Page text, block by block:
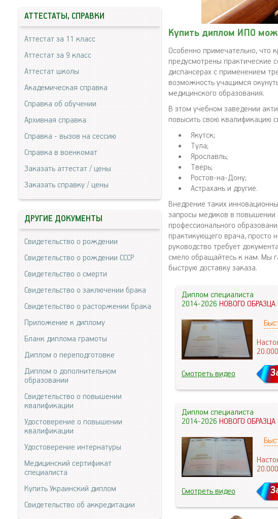
Купить диплом ИПО
Особенно примечательно, что
предусмотрены практические
диспансерах с применением
возможность учащимся
медицинского образования.
В этом учебном заведении
повысить свою квалификацию
Якутск;
Тула;
Ярославль;
Тверь;
Ростов-на-Дону;
Астрахань и другие.
Внедрение таких
запросы медиков в повышении
профессионального
практикующего врача, просто
руководство требует
смело обращайтесь к нам. Мы
быструю доставку заказа.
Диплом специалиста
2014-2026НОВОГО ОБРАЗЦА
20.000
Смотреть видео
Диплом специалиста
2014-2026НОВОГО ОБРАЗЦА
20.000
Смотреть видео
АТТЕСТАТЫ, СПРАВКИ
Аттестат за 11 класс
Аттестат за 9 класс
Аттестат школы
Академическая справка
Справка об обучении
Архивная справка
Справка - вызов на сессию
Справка в военкомат
Заказать аттестат / цены
Заказать справку / цены
ДРУГИЕ ДОКУМЕНТЫ
Свидетельство о рождении
Свидетельство о рождении СССР
Свидетельство о смерти
Свидетельство о заключении брака
Свидетельство о расторжении брака
Приложение к диплому
Бланк диплома грамоты
Диплом о переподготовке
Диплом о дополнительном
образовании
Свидетельство о повышении
квалификации
Удостоверение о повышении
квалификации
Удостоверение интернатуры
Медицинский сертификат
специалиста
Купить Украинский диплом
Свидетельство об аккредитации